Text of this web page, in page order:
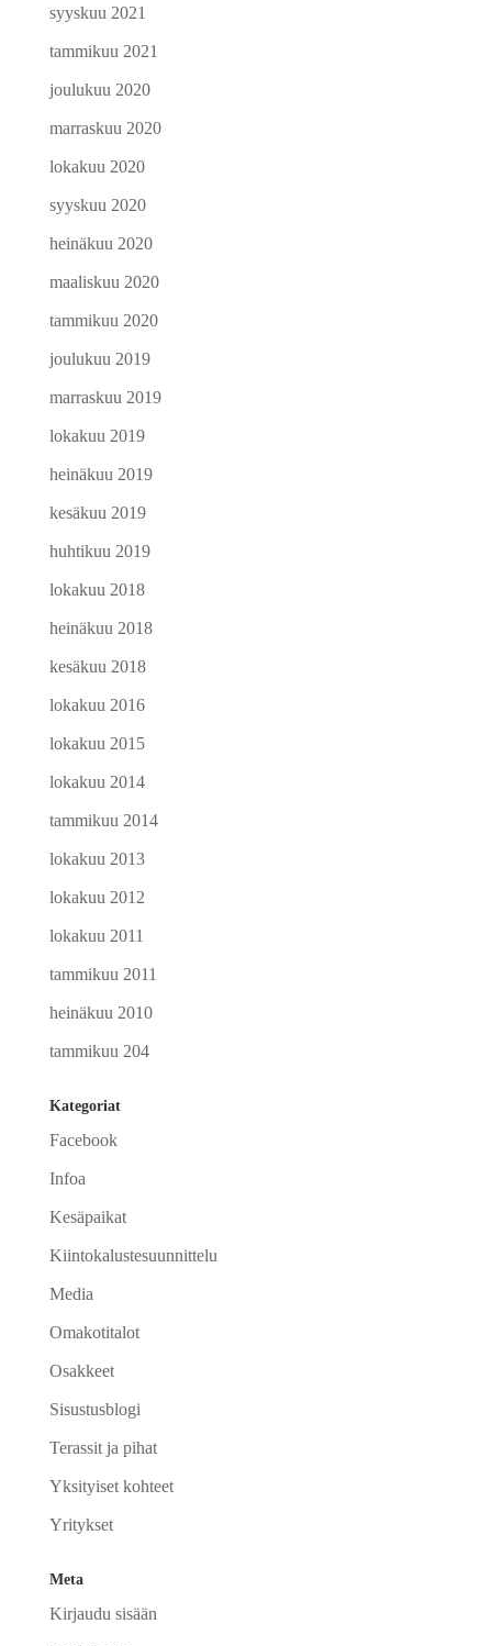
syyskuu 2021
tammikuu 2021
joulukuu 2020
marraskuu 2020
lokakuu 2020
syyskuu 2020
heinäkuu 2020
maaliskuu 2020
tammikuu 2020
joulukuu 2019
marraskuu 2019
lokakuu 2019
heinäkuu 2019
kesäkuu 2019
huhtikuu 2019
lokakuu 2018
heinäkuu 2018
kesäkuu 2018
lokakuu 2016
lokakuu 2015
lokakuu 2014
tammikuu 2014
lokakuu 2013
lokakuu 2012
lokakuu 2011
tammikuu 2011
heinäkuu 2010
tammikuu 204
Kategoriat
Facebook
Infoa
Kesäpaikat
Kiintokalustesuunnittelu
Media
Omakotitalot
Osakkeet
Sisustusblogi
Terassit ja pihat
Yksityiset kohteet
Yritykset
Meta
Kirjaudu sisään